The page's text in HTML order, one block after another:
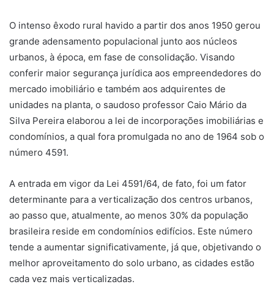
u
m
a
l
O intenso êxodo rural havido a partir dos anos 1950 gerou
grande adensamento populacional junto aos núcleos
urbanos, à época, em fase de consolidação. Visando
conferir maior segurança jurídica aos empreendedores do
mercado imobiliário e também aos adquirentes de
unidades na planta, o saudoso professor Caio Mário da
Silva Pereira elaborou a lei de incorporações imobiliárias e
condomínios, a qual fora promulgada no ano de 1964 sob o
número 4591.
A entrada em vigor da Lei 4591/64, de fato, foi um fator
determinante para a verticalização dos centros urbanos,
ao passo que, atualmente, ao menos 30% da população
brasileira reside em condomínios edifícios. Este número
tende a aumentar significativamente, já que, objetivando o
melhor aproveitamento do solo urbano, as cidades estão
cada vez mais verticalizadas.